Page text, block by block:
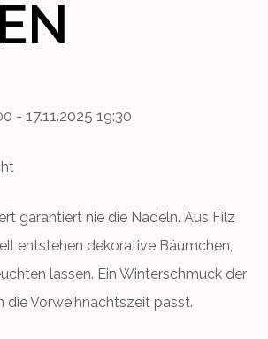
- 17.11.2025 19:30
garantiert nie die Nadeln. Aus Filz
entstehen dekorative Bäumchen,
lassen. Ein Winterschmuck der
die Vorweihnachtszeit passt.